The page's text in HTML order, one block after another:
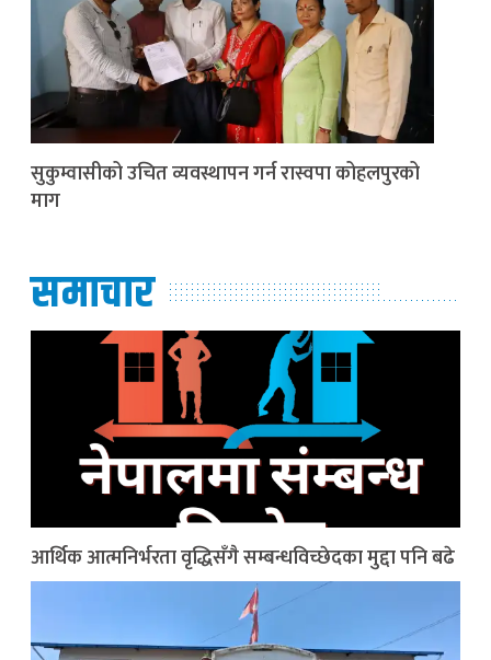
सुकुम्वासीको उचित व्यवस्थापन गर्न रास्वपा कोहलपुरको
माग
समाचार
आर्थिक आत्मनिर्भरता वृद्धिसँगै सम्बन्धविच्छेदका मुद्दा पनि बढे